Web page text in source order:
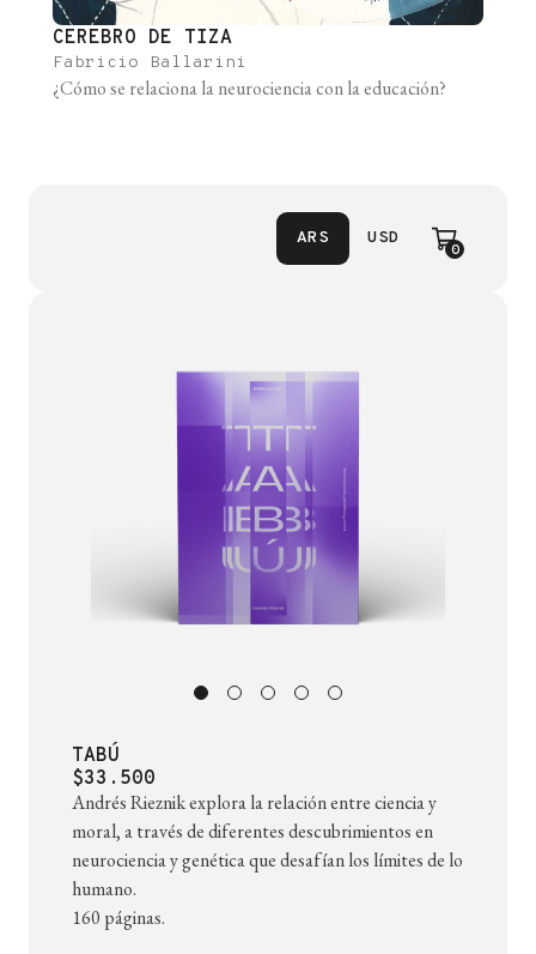
CEREBRO DE TIZA
Fabricio Ballarini
¿Cómo se relaciona la neurociencia con la educación?
ARS USD
0
TABÚ
$33.500
Andrés Rieznik explora la relación entre ciencia y
moral, a través de diferentes descubrimientos en
neurociencia y genética que desafían los límites de lo
humano.
160 páginas.